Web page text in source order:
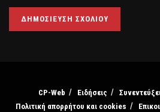
CP-Web Ειδήσεις
Πολιτική απορρήτου και cookies